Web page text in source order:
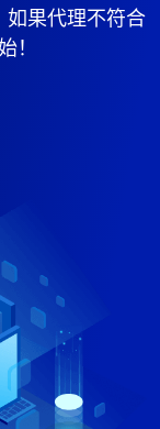
果代理不符合
！